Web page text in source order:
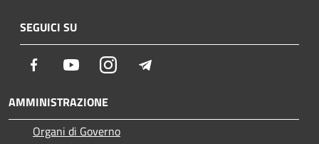
SEGUICI SU
Facebook YoutubeInstagram
AMMINISTRAZIONE
Organi di Governo